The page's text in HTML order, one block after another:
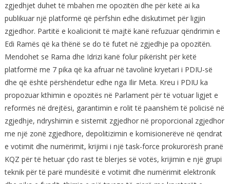
zgjedhjet duhet të mbahen me opozitën dhe për këtë ai ka
publikuar një platformë që përfshin edhe diskutimet për ligjin
zgjedhor. Partitë e koalicionit të majtë kanë refuzuar qëndrimin e
Edi Ramës që ka thënë se do të futet në zgjedhje pa opozitën.
Mendohet se Rama dhe Idrizi kanë folur pikërisht për këtë
platformë me 7 pika që ka afruar në tavolinë kryetari i PDIU-së
dhe që është përshëndetur edhe nga Ilir Meta. Kreu i PDIU ka
propozuar kthimin e opozitës në Parlament për të votuar ligjet e
reformës në drejtësi, garantimin e rolit të paanshëm të policisë në
zgjedhje, ndryshimin e sistemit zgjedhor në proporcional zgjedhor
me një zonë zgjedhore, depolitizimin e komisionerëve në qendrat
e votimit dhe numërimit, krijimi i një task-force prokurorësh pranë
KQZ për të hetuar çdo rast të blerjes së votës, krijimin e një grupi
teknik për të parë mundësitë e votimit dhe numërimit elektronik